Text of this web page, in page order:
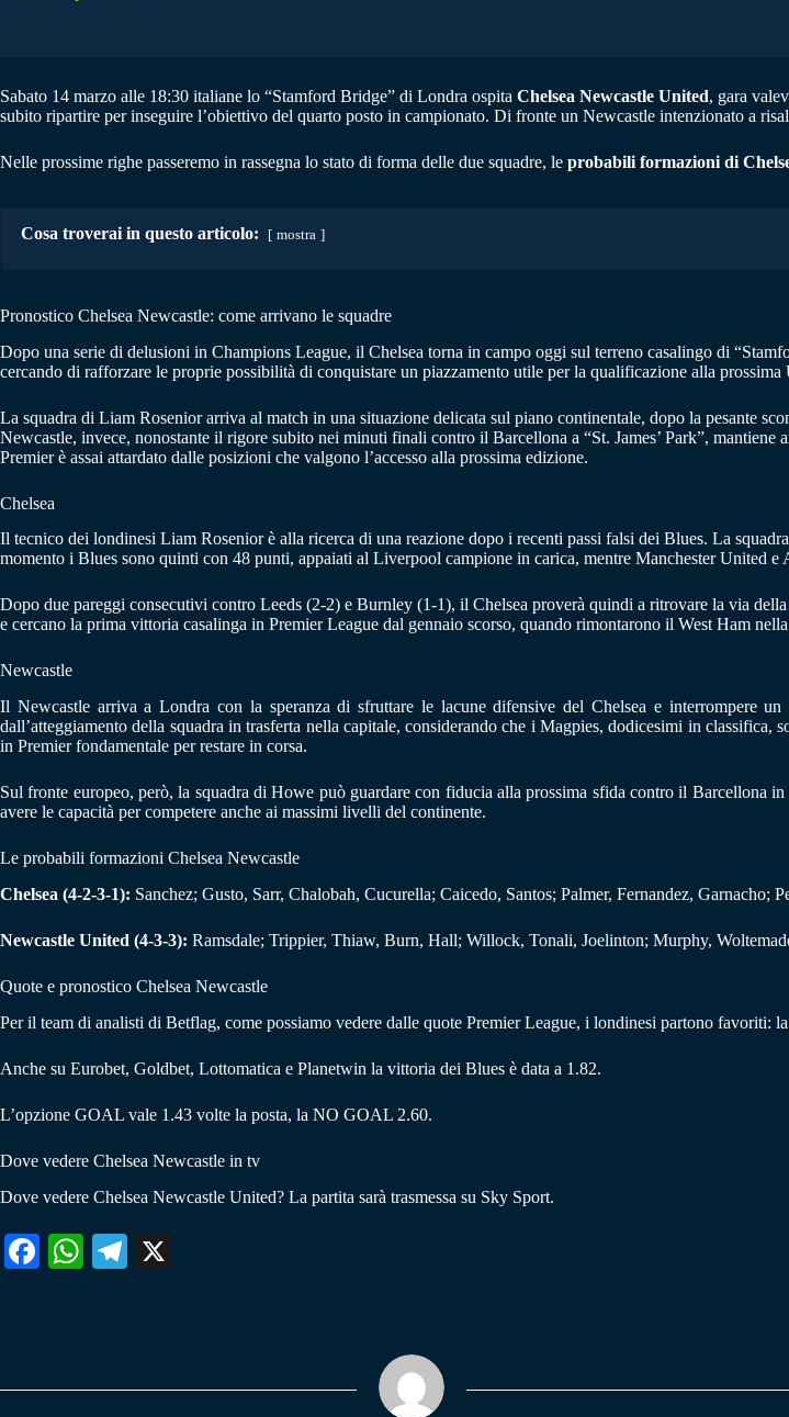
Sabato 14 marzo alle 18:30 italiane lo “Stamford Bridge” di Londra ospita Chelsea Newcastle United, gara
subito ripartire per inseguire l’obiettivo del quarto posto in campionato. Di fronte un Newcastle intenzionato a
Nelle prossime righe passeremo in rassegna lo stato di forma delle due squadre, le probabili formazioni di
Cosa troverai in questo articolo: mostra
Pronostico Chelsea Newcastle: come arrivano le squadre
Dopo una serie di delusioni in Champions League, il Chelsea torna in campo oggi sul terreno casalingo di
cercando di rafforzare le proprie possibilità di conquistare un piazzamento utile per la qualificazione alla
La squadra di Liam Rosenior arriva al match in una situazione delicata sul piano continentale, dopo la pesante
Newcastle, invece, nonostante il rigore subito nei minuti finali contro il Barcellona a “St. James’ Park”,
Premier è assai attardato dalle posizioni che valgono l’accesso alla prossima edizione.
Chelsea
Il tecnico dei londinesi Liam Rosenior è alla ricerca di una reazione dopo i recenti passi falsi dei Blues. La
momento i Blues sono quinti con 48 punti, appaiati al Liverpool campione in carica, mentre Manchester United e
Dopo due pareggi consecutivi contro Leeds (2-2) e Burnley (1-1), il Chelsea proverà quindi a ritrovare la via
e cercano la prima vittoria casalinga in Premier League dal gennaio scorso, quando rimontarono il West Ham
Newcastle
Il Newcastle arriva a Londra con la speranza di sfruttare le lacune difensive del Chelsea e interrompere
dall’atteggiamento della squadra in trasferta nella capitale, considerando che i Magpies, dodicesimi in
in Premier fondamentale per restare in corsa.
Sul fronte europeo, però, la squadra di Howe può guardare con fiducia alla prossima sfida contro il Barcellona
avere le capacità per competere anche ai massimi livelli del continente.
Le probabili formazioni Chelsea Newcastle
Chelsea (4-2-3-1): Sanchez; Gusto, Sarr, Chalobah, Cucurella; Caicedo, Santos; Palmer, Fernandez, Garnacho;
Newcastle United (4-3-3): Ramsdale; Trippier, Thiaw, Burn, Hall; Willock, Tonali, Joelinton; Murphy,
Quote e pronostico Chelsea Newcastle
Per il team di analisti di Betflag, come possiamo vedere dalle quote Premier League, i londinesi partono favoriti:
Anche su Eurobet, Goldbet, Lottomatica e Planetwin la vittoria dei Blues è data a 1.82.
L’opzione GOAL vale 1.43 volte la posta, la NO GOAL 2.60.
Dove vedere Chelsea Newcastle in tv
Dove vedere Chelsea Newcastle United? La partita sarà trasmessa su Sky Sport.
Fa W
pp
Te
m